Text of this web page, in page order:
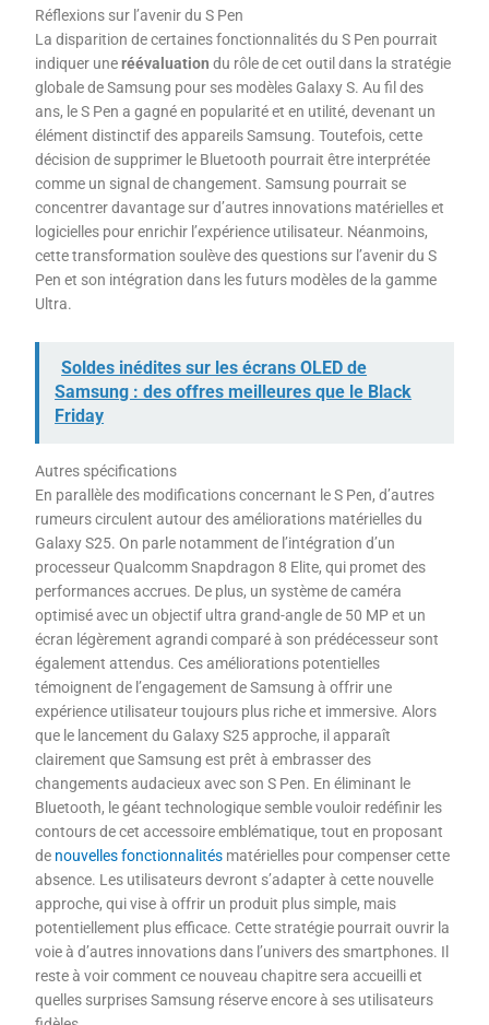
Réflexions sur l’avenir du S Pen
La disparition de certaines fonctionnalités du S Pen pourrait
indiquer uneréévaluation du rôle de cet outil dans la stratégie
globale de Samsung pour ses modèles Galaxy S. Au fil des
ans, le S Pen a gagné en popularité et en utilité, devenant un
élément distinctif des appareils Samsung. Toutefois, cette
décision de supprimer le Bluetooth pourrait être interprétée
comme un signal de changement. Samsung pourrait se
concentrer davantage sur d’autres innovations matérielles et
logicielles pour enrichir l’expérience utilisateur. Néanmoins,
cette transformation soulève des questions sur l’avenir du S
Pen et son intégration dans les futurs modèles de la gamme
Ultra.
Soldes inédites sur les écrans OLED de
Samsung : des offres meilleures que le Black
Friday
Autres spécifications
En parallèle des modifications concernant le S Pen, d’autres
rumeurs circulent autour des améliorations matérielles du
Galaxy S25. On parle notamment de l’intégration d’un
processeur Qualcomm Snapdragon 8 Elite, qui promet des
performances accrues. De plus, un système de caméra
optimisé avec un objectif ultra grand-angle de 50 MP et un
écran légèrement agrandi comparé à son prédécesseur sont
également attendus. Ces améliorations potentielles
témoignent de l’engagement de Samsung à offrir une
expérience utilisateur toujours plus riche et immersive. Alors
que le lancement du Galaxy S25 approche, il apparaît
clairement que Samsung est prêt à embrasser des
changements audacieux avec son S Pen. En éliminant le
Bluetooth, le géant technologique semble vouloir redéfinir les
contours de cet accessoire emblématique, tout en proposant
de nouvelles fonctionnalités matérielles pour compenser cette
absence. Les utilisateurs devront s’adapter à cette nouvelle
approche, qui vise à offrir un produit plus simple, mais
potentiellement plus efficace. Cette stratégie pourrait ouvrir la
voie à d’autres innovations dans l’univers des smartphones. Il
reste à voir comment ce nouveau chapitre sera accueilli et
quelles surprises Samsung réserve encore à ses utilisateurs